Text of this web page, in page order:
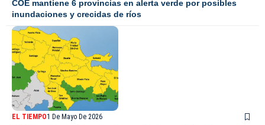
COE mantiene 6 provincias en alerta verde por posibles
inundaciones y crecidas de ríos
EL TIEMPO1 De Mayo De 2026